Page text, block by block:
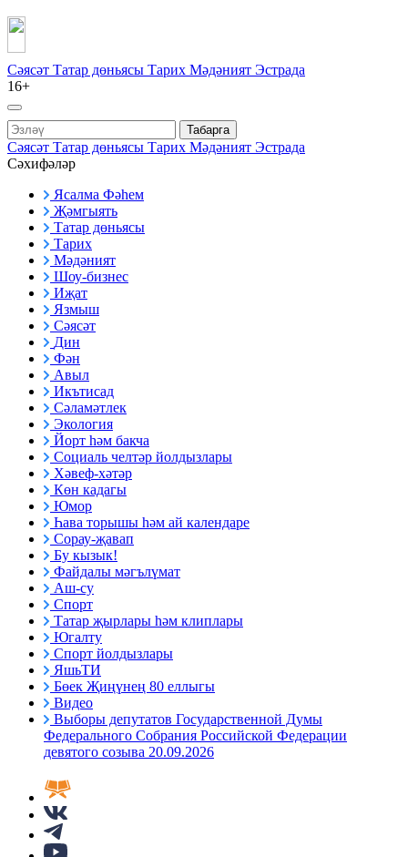
Сәясәт Татар дөньясы Тарих Мәдәният Эстрада
16+
Табарга
Сәясәт Татар дөньясы Тарих Мәдәният Эстрада
Сәхифәләр
Ясалма Фәһем
Җәмгыять
Татар дөньясы
Тарих
Мәдәният
Шоу-бизнес
Иҗат
Язмыш
Сәясәт
Дин
Фән
Авыл
Икътисад
Сәламәтлек
Экология
Йорт һәм бакча
Социаль челтәр йолдызлары
Хәвеф-хәтәр
Көн кадагы
Юмор
Һава торышы һәм ай календаре
Сорау-җавап
Бу кызык!
Файдалы мәгълүмат
Аш-су
Спорт
Татар җырлары һәм клиплары
Югалту
Спорт йолдызлары
ЯшьТИ
Бөек Җиңүнең 80 еллыгы
Видео
Выборы депутатов Государственной Думы
Федерального Собрания Российской Федерации
девятого созыва 20.09.2026